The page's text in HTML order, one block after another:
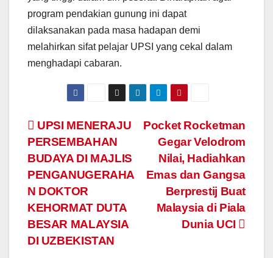
program pendakian gunung ini dapat
dilaksanakan pada masa hadapan demi
melahirkan sifat pelajar UPSI yang cekal dalam
menghadapi cabaran.
Navigasi
kiriman
Pocket Rocketman
Gegar Velodrom
Nilai, Hadiahkan
Emas dan Gangsa
Berprestij Buat
Malaysia di Piala
Dunia UCI
UPSI MENERAJU
PERSEMBAHAN
BUDAYA DI MAJLIS
PENGANUGERAHA
N DOKTOR
KEHORMAT DUTA
BESAR MALAYSIA
DI UZBEKISTAN